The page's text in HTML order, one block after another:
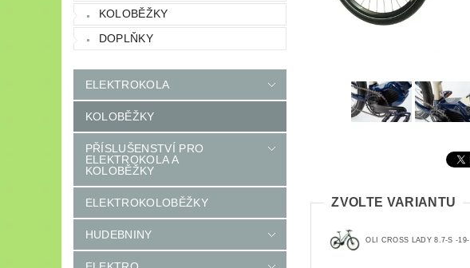
KOLOBĚŽKY
DOPLŇKY
ELEKTROKOLA
KOLOBĚŽKY
PŘÍSLUŠENSTVÍ PRO
ELEKTROKOLA A
KOLOBĚŽKY
ELEKTROKOLOBĚŽKY
HUDEBNINY
ZVOLTE VARIANTU
OLI CROSS LADY 8.7-S -19-